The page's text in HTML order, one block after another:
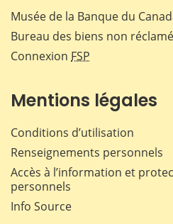
Musée de la Banque du
Bureau des biens non
Connexion FSP
Mentions légales
Conditions d’utilisation
Renseignements personnels
Accès à l’information et
personnels
Info Source